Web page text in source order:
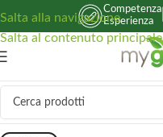
Salta alla navigazione
Salta al contenuto principale
Competenza
Esperienza